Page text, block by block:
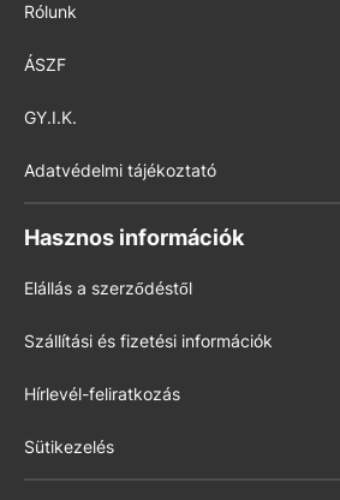
Rólunk
ÁSZF
GY.I.K.
Adatvédelmi tájékoztató
Hasznos információk
Elállás a szerződéstől
Szállítási és fizetési információk
Hírlevél-feliratkozás
Sütikezelés